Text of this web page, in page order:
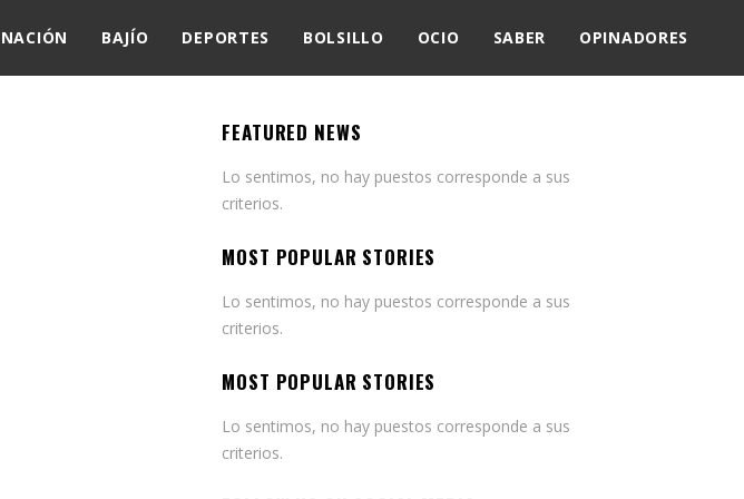
NACIÓN BAJÍO DEPORTES BOLSILLO OCIO SABER OPINADORES
FEATURED NEWS
Lo sentimos, no hay puestos corresponde a sus
criterios.
MOST POPULAR STORIES
Lo sentimos, no hay puestos corresponde a sus
criterios.
MOST POPULAR STORIES
Lo sentimos, no hay puestos corresponde a sus
criterios.